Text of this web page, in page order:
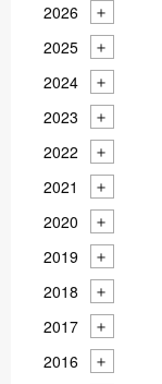
2026
2025
2024
2023
2022
2021
2020
2019
2018
2017
2016